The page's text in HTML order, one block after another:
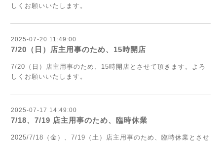
しくお願いいたします。
2025-07-20 11:49:00
7/20（日）店主用事のため、15時開店
7/20（日） 店主用事のため、15時開店 とさせて頂きます。よろ
しくお願いいたします。
2025-07-17 14:49:00
7/18、7/19 店主用事のため、臨時休業
2025/7/18（金）、7/19（土） 店主用事のため、臨時休業 とさせ